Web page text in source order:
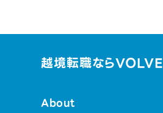
越境転職ならVOLVE
About